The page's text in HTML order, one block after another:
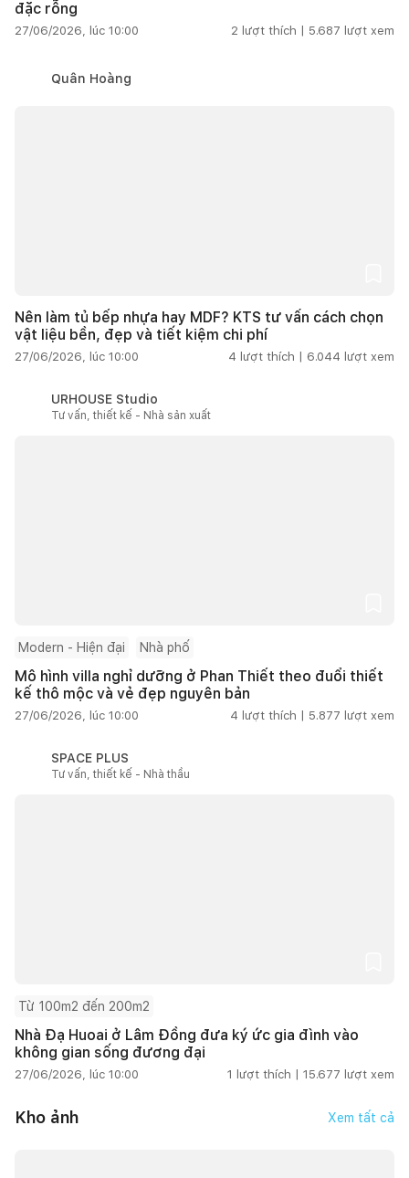
đặc rỗng
27/06/2026, lúc 10:00 2 lượt thích | 5.687 lượt xem
Quân Hoàng
Nên làm tủ bếp nhựa hay MDF? KTS tư vấn cách chọn
vật liệu bền, đẹp và tiết kiệm chi phí
27/06/2026, lúc 10:00 4 lượt thích | 6.044 lượt xem
URHOUSE Studio
Tư vấn, thiết kế - Nhà sản xuất
Modern - Hiện đại Nhà phố
Mô hình villa nghỉ dưỡng ở Phan Thiết theo đuổi thiết
kế thô mộc và vẻ đẹp nguyên bản
27/06/2026, lúc 10:00 4 lượt thích | 5.877 lượt xem
SPACE PLUS
Tư vấn, thiết kế - Nhà thầu
Từ 100m2 đến 200m2
Nhà Đạ Huoai ở Lâm Đồng đưa ký ức gia đình vào
không gian sống đương đại
27/06/2026, lúc 10:00 1 lượt thích | 15.677 lượt xem
Kho ảnh Xem tất cả